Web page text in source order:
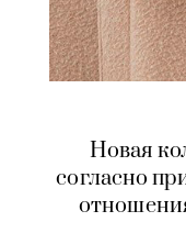
Новая
согласно